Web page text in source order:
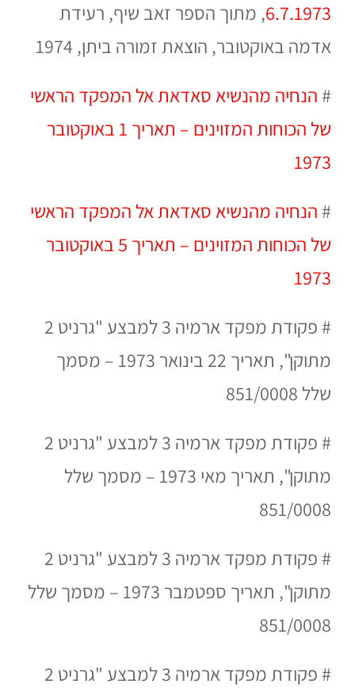
6.7.1973
, מתוך הספר זאב שיף, רעידת
אדמה באוקטובר, הוצאת זמורה ביתן, 1974
#הנחיה מהנשיא סאדאת אל המפקד הראשי
של הכוחות המזוינים – תאריך 1 באוקטובר
1973
#הנחיה מהנשיא סאדאת אל המפקד הראשי
של הכוחות המזוינים – תאריך 5 באוקטובר
1973
# פקודת מפקד ארמיה 3 למבצע "גרניט 2
מתוקן", תאריך 22 בינואר 1973 – מסמך
שלל 851/0008
# פקודת מפקד ארמיה 3 למבצע "גרניט 2
מתוקן", תאריך מאי 1973 – מסמך שלל
851/0008
# פקודת מפקד ארמיה 3 למבצע "גרניט 2
מתוקן", תאריך ספטמבר 1973 – מסמך שלל
851/0008
#
פקודת מפקד ארמיה 3 למבצע "גרניט 2